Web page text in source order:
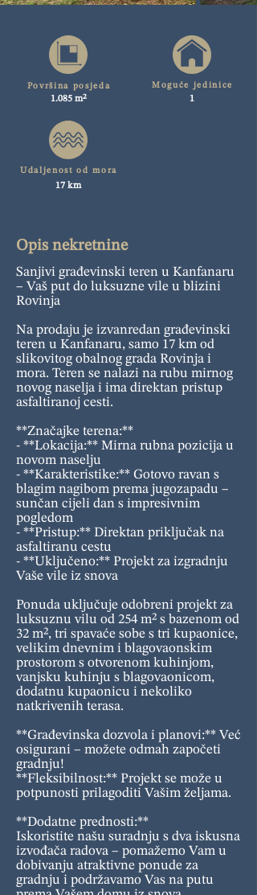
Površina posjeda
Udaljenost od mora
Moguće jedinice
1
1.085 m²
17 km
Opis nekretnine
Sanjivi građevinski teren u Kanfanaru
– Vaš put do luksuzne vile u blizini
Rovinja
Na prodaju je izvanredan građevinski
teren u Kanfanaru, samo 17 km od
slikovitog obalnog grada Rovinja i
mora. Teren se nalazi na rubu mirnog
novog naselja i ima direktan pristup
asfaltiranoj cesti.
**Značajke terena:**
- **Lokacija:** Mirna rubna pozicija u
novom naselju
- **Karakteristike:** Gotovo ravan s
blagim nagibom prema jugozapadu –
sunčan cijeli dan s impresivnim
pogledom
- **Pristup:** Direktan priključak na
asfaltiranu cestu
- **Uključeno:** Projekt za izgradnju
Vaše vile iz snova
Ponuda uključuje odobreni projekt za
luksuznu vilu od 254 m² s bazenom od
32 m², tri spavaće sobe s tri kupaonice,
velikim dnevnim i blagovaonskim
prostorom s otvorenom kuhinjom,
vanjsku kuhinju s blagovaonicom,
dodatnu kupaonicu i nekoliko
natkrivenih terasa.
**Građevinska dozvola i planovi:** Već
osigurani – možete odmah započeti
gradnju!
**Fleksibilnost:** Projekt se može u
potpunosti prilagoditi Vašim željama.
**Dodatne prednosti:**
Iskoristite našu suradnju s dva iskusna
izvođača radova – pomažemo Vam u
dobivanju atraktivne ponude za
gradnju i podržavamo Vas na putu